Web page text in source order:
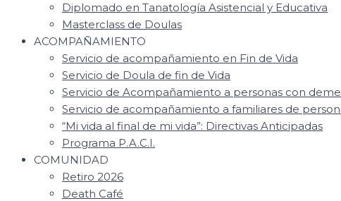
Diplomado en Tanatología Asistencial y Educativa
Masterclass de Doulas
ACOMPAÑAMIENTO
Servicio de acompañamiento en Fin de Vida
Servicio de Doula de fin de Vida
Servicio de Acompañamiento a personas con
Servicio de acompañamiento a familiares de
“Mi vida al final de mi vida”: Directivas Anticipadas
Programa P.A.C.I.
COMUNIDAD
Retiro 2026
Death Café